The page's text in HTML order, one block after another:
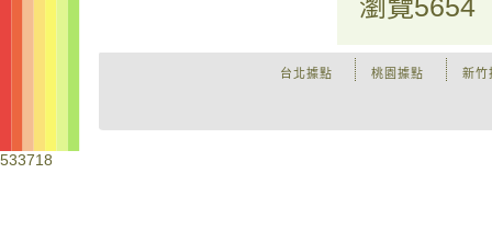
瀏覽5654
新竹
桃園據點
台北據點
533718